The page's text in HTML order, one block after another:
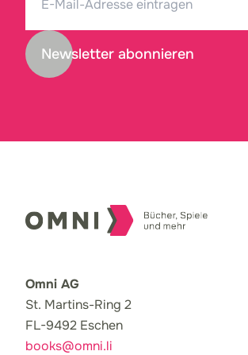
Newsletter abonnieren
Omni AG
St. Martins-Ring 2
FL-9492 Eschen
books@omni.li